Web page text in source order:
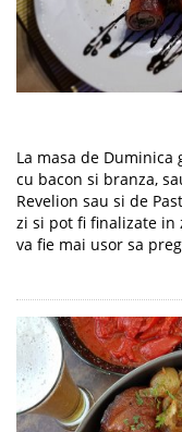
La masa de
cu bacon si branza,
Revelion sau si de
zi si pot fi finalizate in
va fie mai usor sa